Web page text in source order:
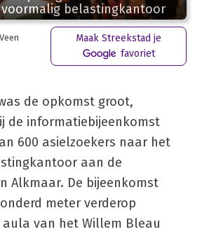
belastingkantoor
Maak Streekstad je
favoriet
de opkomst groot,
de informatiebijeenkomst
600 asielzoekers naar het
aan de
Alkmaar. De bijeenkomst
meter verderop
van het Willem Bleau